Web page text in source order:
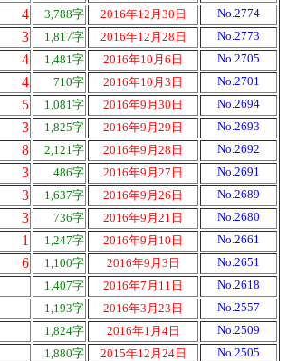
4 3,788字 2016年12月30日 No.2774
3 1,817字 2016年12月28日 No.2773
4 1,481字 2016年10月6日 No.2705
4 710字 2016年10月3日 No.2701
5 1,081字 2016年9月30日 No.2694
3 1,825字 2016年9月29日 No.2693
8 2,121字 2016年9月28日 No.2692
3 486字 2016年9月27日 No.2691
3 1,637字 2016年9月26日 No.2689
3 736字 2016年9月21日 No.2680
1 1,247字 2016年9月10日 No.2661
6 1,100字 2016年9月3日 No.2651
1,407字 2016年7月11日 No.2618
1,193字 2016年3月23日 No.2557
1,824字 2016年1月4日 No.2509
1,880字 2015年12月24日 No.2505